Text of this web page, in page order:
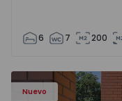
6 7 200
Nuevo
- 19
Apartamento T3